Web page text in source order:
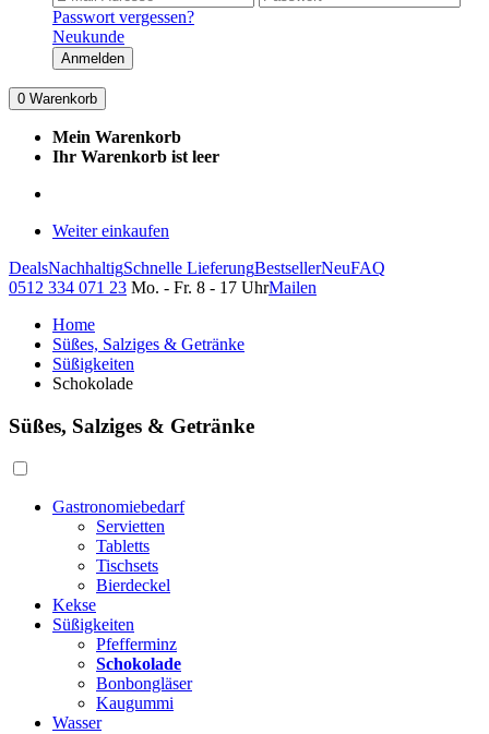
Passwort vergessen?
Neukunde
Anmelden
0 Warenkorb
Mein Warenkorb
Ihr Warenkorb ist leer
Weiter einkaufen
DealsNachhaltigSchnelle LieferungBestsellerNeuFAQ
0512 334 071 23 Mo. - Fr. 8 - 17 UhrMailen
Home
Süßes, Salziges & Getränke
Süßigkeiten
Schokolade
Süßes, Salziges & Getränke
Gastronomiebedarf
Servietten
Tabletts
Tischsets
Bierdeckel
Kekse
Süßigkeiten
Pfefferminz
Schokolade
Bonbongläser
Kaugummi
Wasser